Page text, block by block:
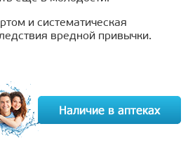
и систематическая
вредной привычки.